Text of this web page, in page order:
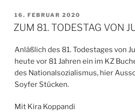
VERÖFFENTLICHT
AM
16. FEBRUAR 2020
ZUM 81. TODESTAG VON
Anläßlich des 81. Todestages von
heute vor 81 Jahren ein im KZ
des Nationalsozialismus, hier
Soyfer Stücken.
Mit Kira Koppandi